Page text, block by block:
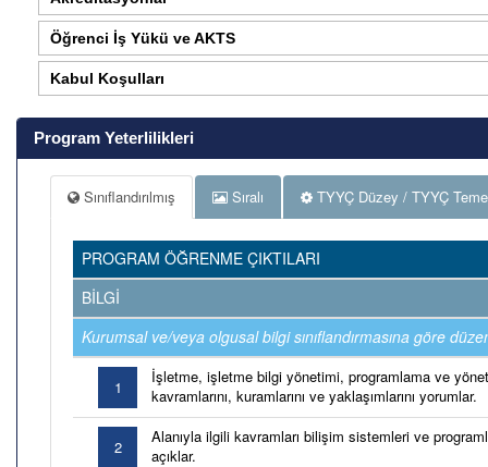
Öğrenci İş Yükü ve AKTS
Kabul Koşulları
Program Yeterlilikleri
Sınıflandırılmış Sıralı TYYÇ Düzey / TYYÇ
PROGRAM ÖĞRENME ÇIKTILARI
BİLGİ
Kurumsal ve/veya olgusal bilgi sınıflandırmasına göre
1
İşletme, işletme bilgi yönetimi, programlama ve
kavramlarını, kuramlarını ve yaklaşımlarını yorumlar.
2
Alanıyla ilgili kavramları bilişim sistemleri ve
açıklar.